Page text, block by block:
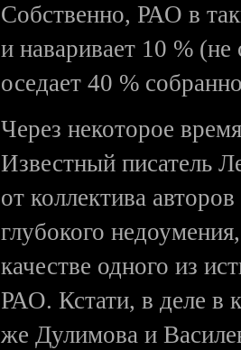
Собственно, РАО в
и наваривает 10 %
оседает 40 %
Через некоторое
Известный писатель
от коллектива
глубокого
качестве одного из
РАО. Кстати, в деле в
же Дулимова и